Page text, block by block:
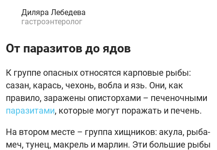
Диляра Лебедева
гастроэнтеролог
От паразитов до ядов
К группе опасных относятся карповые рыбы:
сазан, карась, чехонь, вобла и язь. Они, как
правило, заражены описторхами – печеночными
паразитами, которые могут поражать и печень.
На втором месте – группа хищников: акула, рыба-
меч, тунец, макрель и марлин. Эти большие рыбы